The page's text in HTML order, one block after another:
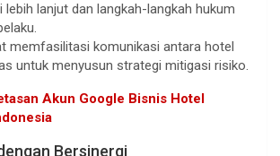
lebih lanjut dan langkah-langkah hukum
memfasilitasi komunikasi antara hotel
untuk menyusun strategi mitigasi risiko.
Akun Google Bisnis Hotel
Bersinergi